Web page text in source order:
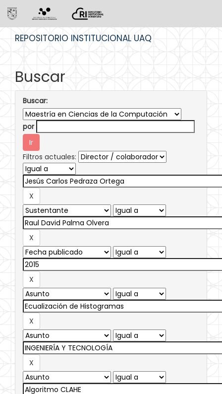
REPOSITORIO INSTITUCIONAL UAQ
Buscar
Buscar:
por
Filtros actuales: